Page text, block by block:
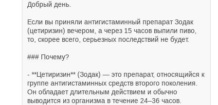
Добрый день.
Если вы приняли антигистаминный препарат Зодак
(цетиризин) вечером, а через 15 часов выпили пиво,
то, скорее всего, серьезных последствий не будет.
### Почему?
- **Цетиризин** (Зодак) — это препарат, относящийся к
группе антигистаминных средств второго поколения.
Он обладает длительным действием и обычно
выводится из организма в течение 24–36 часов.